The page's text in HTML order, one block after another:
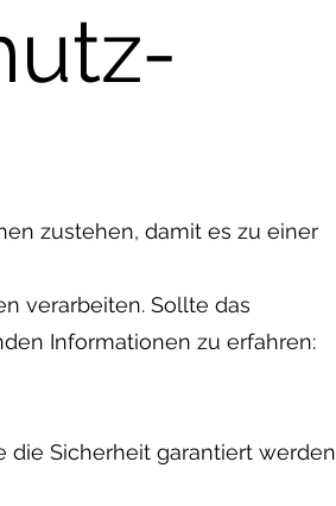
zustehen, damit es zu einer
verarbeiten. Sollte das
Informationen zu erfahren:
Sicherheit garantiert werden